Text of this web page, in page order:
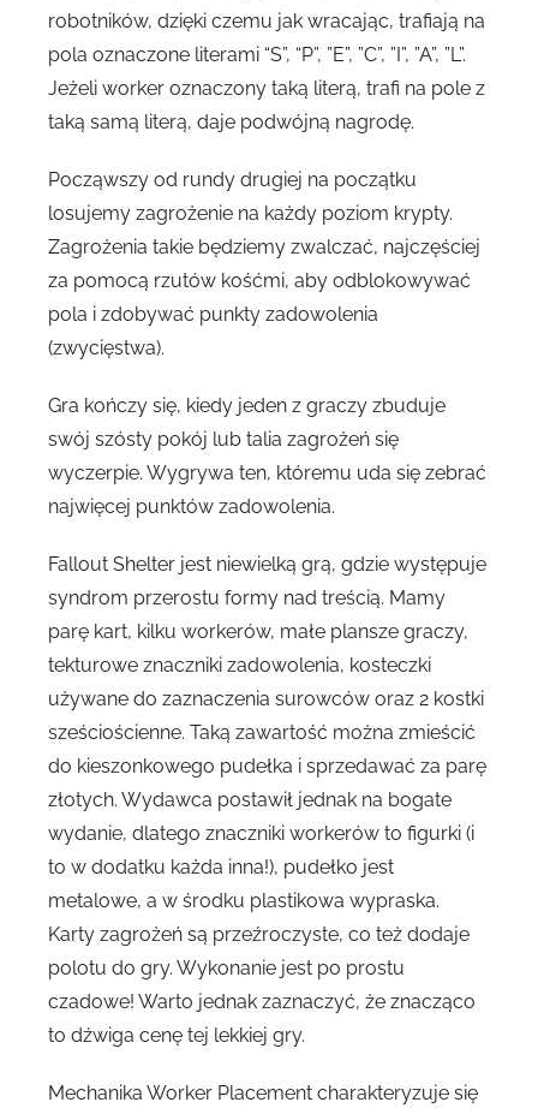
robotników, dzięki czemu jak wracając, trafiają na
pola oznaczone literami “S”, “P”, ”E”, ”C”, ”I”, ”A”, ”L”.
Jeżeli worker oznaczony taką literą, trafi na pole z
taką samą literą, daje podwójną nagrodę.
Począwszy od rundy drugiej na początku
losujemy zagrożenie na każdy poziom krypty.
Zagrożenia takie będziemy zwalczać, najczęściej
za pomocą rzutów kośćmi, aby odblokowywać
pola i zdobywać punkty zadowolenia
(zwycięstwa).
Gra kończy się, kiedy jeden z graczy zbuduje
swój szósty pokój lub talia zagrożeń się
wyczerpie. Wygrywa ten, któremu uda się zebrać
najwięcej punktów zadowolenia.
Fallout Shelter jest niewielką grą, gdzie występuje
syndrom przerostu formy nad treścią. Mamy
parę kart, kilku workerów, małe plansze graczy,
tekturowe znaczniki zadowolenia, kosteczki
używane do zaznaczenia surowców oraz 2 kostki
sześciościenne. Taką zawartość można zmieścić
do kieszonkowego pudełka i sprzedawać za parę
złotych. Wydawca postawił jednak na bogate
wydanie, dlatego znaczniki workerów to figurki (i
to w dodatku każda inna!), pudełko jest
metalowe, a w środku plastikowa wypraska.
Karty zagrożeń są przeźroczyste, co też dodaje
polotu do gry. Wykonanie jest po prostu
czadowe! Warto jednak zaznaczyć, że znacząco
to dźwiga cenę tej lekkiej gry.
Mechanika Worker Placement charakteryzuje się